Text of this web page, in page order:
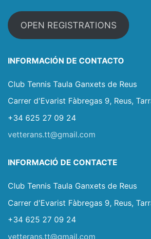
OPEN REGISTRATIONS
INFORMACIÓN DE CONTACTO
Club Tennis Taula Ganxets de Reus
Carrer d'Evarist Fàbregas 9, Reus,
+34 625 27 09 24
vetterans.tt@gmail.com
INFORMACIÓ DE CONTACTE
Club Tennis Taula Ganxets de Reus
Carrer d'Evarist Fàbregas 9, Reus,
+34 625 27 09 24
vetterans.tt@gmail.com